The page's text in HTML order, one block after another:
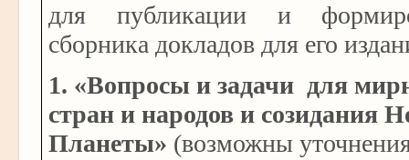
для публикации и
сборника докладов для его
1. «Вопросы и задачи для
стран и народов и созидания
Планеты» (возможны